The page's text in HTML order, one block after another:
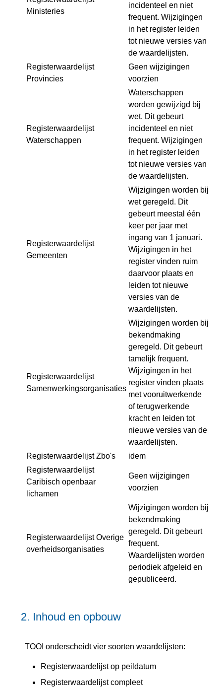
Ministeries
incidenteel en niet
frequent. Wijzigingen
in het register leiden
tot nieuwe versies van
de waardelijsten.
Registerwaardelijst
Provincies
Geen wijzigingen
voorzien
Registerwaardelijst
Waterschappen
Waterschappen
worden gewijzigd bij
wet. Dit gebeurt
incidenteel en niet
frequent. Wijzigingen
in het register leiden
tot nieuwe versies van
de waardelijsten.
Registerwaardelijst
Gemeenten
Wijzigingen worden bij
wet geregeld. Dit
gebeurt meestal één
keer per jaar met
ingang van 1 januari.
Wijzigingen in het
register vinden ruim
daarvoor plaats en
leiden tot nieuwe
versies van de
waardelijsten.
Registerwaardelijst
Samenwerkingsorganisaties
Wijzigingen worden bij
bekendmaking
geregeld. Dit gebeurt
tamelijk frequent.
Wijzigingen in het
register vinden plaats
met vooruitwerkende
of terugwerkende
kracht en leiden tot
nieuwe versies van de
waardelijsten.
Registerwaardelijst Zbo's
idem
Registerwaardelijst
Caribisch openbaar
lichamen
Geen wijzigingen
voorzien
Registerwaardelijst Overige
overheidsorganisaties
Wijzigingen worden bij
bekendmaking
geregeld. Dit gebeurt
frequent.
Waardelijsten worden
periodiek afgeleid en
gepubliceerd.
2. Inhoud en opbouw
TOOI onderscheidt vier soorten waardelijsten:
Registerwaardelijst op peildatum
Registerwaardelijst compleet